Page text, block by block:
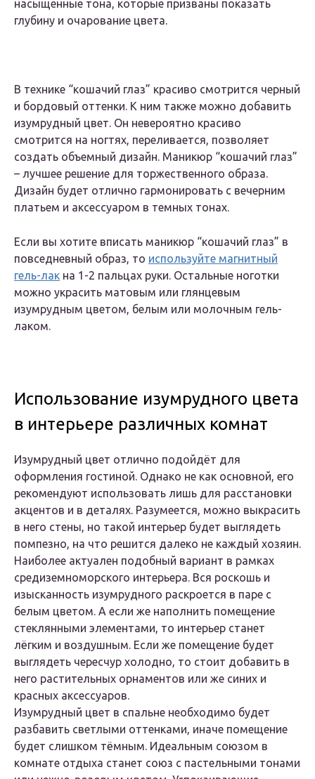
насыщенные тона, которые призваны показать
глубину и очарование цвета.
В технике “кошачий глаз” красиво смотрится черный
и бордовый оттенки. К ним также можно добавить
изумрудный цвет. Он невероятно красиво
смотрится на ногтях, переливается, позволяет
создать объемный дизайн. Маникюр “кошачий глаз”
– лучшее решение для торжественного образа.
Дизайн будет отлично гармонировать с вечерним
платьем и аксессуаром в темных тонах.
Если вы хотите вписать маникюр “кошачий глаз” в
повседневный образ, то используйте магнитный
гель-лак на 1-2 пальцах руки. Остальные ноготки
можно украсить матовым или глянцевым
изумрудным цветом, белым или молочным гель-
лаком.
Использование изумрудного цвета
в интерьере различных комнат
Изумрудный цвет отлично подойдёт для
оформления гостиной. Однако не как основной, его
рекомендуют использовать лишь для расстановки
акцентов и в деталях. Разумеется, можно выкрасить
в него стены, но такой интерьер будет выглядеть
помпезно, на что решится далеко не каждый хозяин.
Наиболее актуален подобный вариант в рамках
средиземноморского интерьера. Вся роскошь и
изысканность изумрудного раскроется в паре с
белым цветом. А если же наполнить помещение
стеклянными элементами, то интерьер станет
лёгким и воздушным. Если же помещение будет
выглядеть чересчур холодно, то стоит добавить в
него растительных орнаментов или же синих и
красных аксессуаров.
Изумрудный цвет в спальне необходимо будет
разбавить светлыми оттенками, иначе помещение
будет слишком тёмным. Идеальным союзом в
комнате отдыха станет союз с пастельными тонами